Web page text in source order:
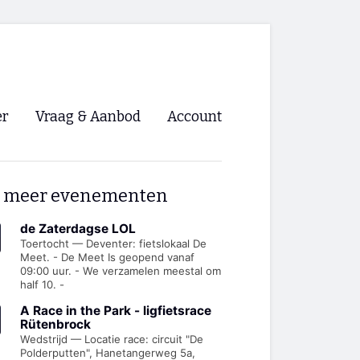
NVHPV
🡺
🡺
Vraag & Aanbod Account
Registreren
meer evenementen
de Zaterdagse LOL
Toertocht — Deventer: fietslokaal De
Meet. - De Meet Is geopend vanaf
09:00 uur. - We verzamelen meestal om
half 10. -
A Race in the Park - ligfietsrace
Rütenbrock
Wedstrijd — Locatie race: circuit "De
Polderputten", Hanetangerweg 5a,